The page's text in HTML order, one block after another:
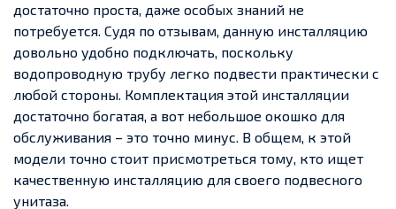
достаточно проста, даже особых знаний не
потребуется. Судя по отзывам, данную инсталляцию
довольно удобно подключать, поскольку
водопроводную трубу легко подвести практически с
любой стороны. Комплектация этой инсталляции
достаточно богатая, а вот небольшое окошко для
обслуживания – это точно минус. В общем, к этой
модели точно стоит присмотреться тому, кто ищет
качественную инсталляцию для своего подвесного
унитаза.